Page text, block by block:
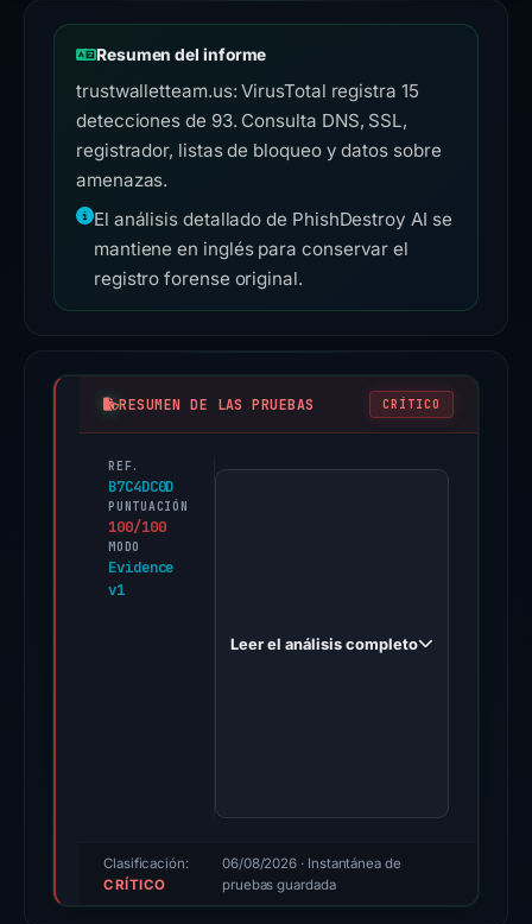
Resumen del informe
trustwalletteam.us: VirusTotal registra 15
detecciones de 93. Consulta DNS, SSL,
registrador, listas de bloqueo y datos sobre
amenazas.
El análisis detallado de PhishDestroy AI se
mantiene en inglés para conservar el
registro forense original.
RESUMEN DE LAS PRUEBAS CRÍTICO
REF.
B7C4DC0D
PUNTUACIÓN
100/100
MODO
Evidence
v1
PhishDestroy
26,
score,
not
Leer el análisis completo
Clasificación:
CRÍTICO
06/08/2026 · Instantánea de
pruebas guardada